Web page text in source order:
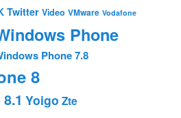
Twitter Video VMware Vodafone
Phone
Phone 7.8
8
Yoigo Zte